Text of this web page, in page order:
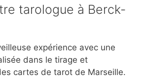
tarologue à Berck-
expérience avec une
dans le tirage et
cartes de tarot de Marseille.